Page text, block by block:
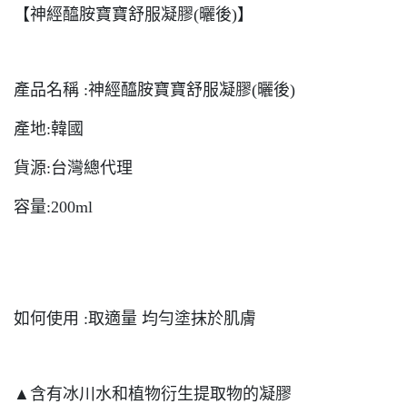
【神經醯胺寶寶舒服凝膠(曬後)】
產品名稱 :神經醯胺寶寶舒服凝膠(曬後)
產地:韓國
貨源:台灣總代理
容量:200ml
如何使用 :取適量 均勻塗抹於肌膚
▲含有冰川水和植物衍生提取物的凝膠